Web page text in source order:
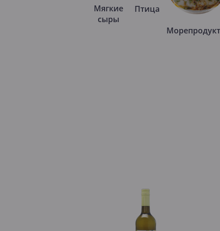
Мягкие
сыры
Птица